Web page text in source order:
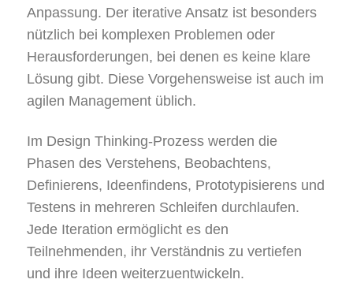
Anpassung. Der iterative Ansatz ist besonders
nützlich bei komplexen Problemen oder
Herausforderungen, bei denen es keine klare
Lösung gibt. Diese Vorgehensweise ist auch im
agilen Management üblich.
Im Design Thinking-Prozess werden die
Phasen des Verstehens, Beobachtens,
Definierens, Ideenfindens, Prototypisierens und
Testens in mehreren Schleifen durchlaufen.
Jede Iteration ermöglicht es den
Teilnehmenden, ihr Verständnis zu vertiefen
und ihre Ideen weiterzuentwickeln.